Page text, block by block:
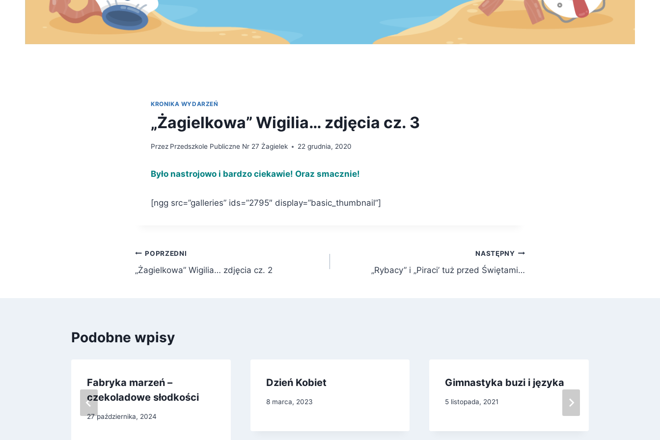
KRONIKA WYDARZEŃ
„Żagielkowa” Wigilia… zdjęcia cz. 3
Przez Przedszkole Publiczne Nr 27 Żagielek 22 grudnia, 2020
Było nastrojowo i bardzo ciekawie! Oraz smacznie!
[ngg src=”galleries” ids=”2795″ display=”basic_thumbnail”]
Nawigacja
wpisu
POPRZEDNI
„Żagielkowa” Wigilia… zdjęcia cz. 2
NASTĘPNY
„Rybacy” i „Piraci’ tuż przed Świętami…
Podobne wpisy
Fabryka marzeń –
czekoladowe słodkości
27 października, 2024
Dzień Kobiet
8 marca, 2023
Gimnastyka buzi i języka
5 listopada, 2021